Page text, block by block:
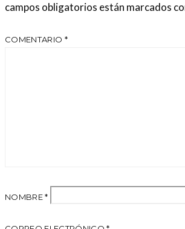
campos obligatorios están marcados
COMENTARIO *
NOMBRE*